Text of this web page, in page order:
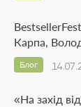
Карпа,
Блог
«На захід